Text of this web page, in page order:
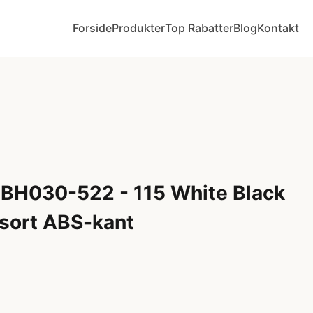
ForsideProdukterTop RabatterBlogKontakt
522 - 115 White Black
ABS-kant